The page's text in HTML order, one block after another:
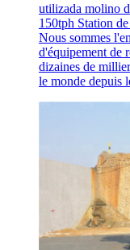
utilizada molino
150tph Station
Nous sommes
d'équipement de
dizaines de
le monde depuis